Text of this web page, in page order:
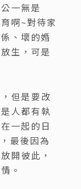
一無是
啊~對待家
、壞的婚
生，可是
但是要改
人都有執
一起的日
最後因為
開彼此，
。